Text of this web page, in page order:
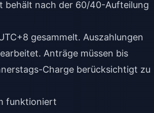
behält nach der 60/40-Aufteilung
gesammelt. Auszahlungen
Anträge müssen bis
Charge berücksichtigt zu
funktioniert